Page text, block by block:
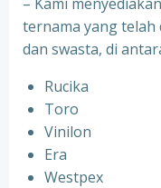
ternama yang
dan swasta, di
Rucika
⁠Toro
⁠Vinilon
⁠Era
⁠Westpex